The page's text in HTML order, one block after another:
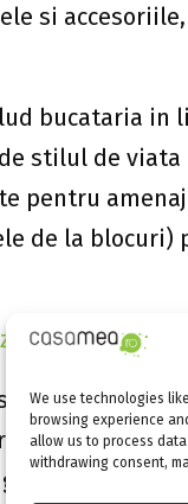
We use technologies
browsing experience
allow us to process
withdrawing consent,
si
bucataria in
stilul de
pentru
de la blocuri)
pentru
au
fac minuni.
comoda